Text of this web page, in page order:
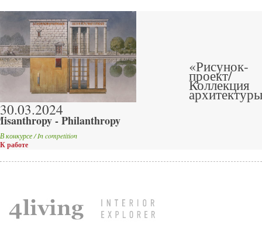
30.03.2024
- Philanthropy
В конкурсе / In competition
К работе
«Рисунок-
проект/
Коллекция